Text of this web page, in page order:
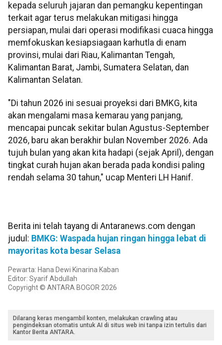
kepada seluruh jajaran dan pemangku kepentingan
terkait agar terus melakukan mitigasi hingga
persiapan, mulai dari operasi modifikasi cuaca hingga
memfokuskan kesiapsiagaan karhutla di enam
provinsi, mulai dari Riau, Kalimantan Tengah,
Kalimantan Barat, Jambi, Sumatera Selatan, dan
Kalimantan Selatan.
"Di tahun 2026 ini sesuai proyeksi dari BMKG, kita
akan mengalami masa kemarau yang panjang,
mencapai puncak sekitar bulan Agustus-September
2026, baru akan berakhir bulan November 2026. Ada
tujuh bulan yang akan kita hadapi (sejak April), dengan
tingkat curah hujan akan berada pada kondisi paling
rendah selama 30 tahun," ucap Menteri LH Hanif.
Berita ini telah tayang di Antaranews.com dengan
judul: BMKG: Waspada hujan ringan hingga lebat di
mayoritas kota besar Selasa
Pewarta: Hana Dewi Kinarina Kaban
Editor: Syarif Abdullah
Copyright © ANTARA BOGOR 2026
Dilarang keras mengambil konten, melakukan crawling atau
pengindeksan otomatis untuk AI di situs web ini tanpa izin tertulis dari
Kantor Berita ANTARA.